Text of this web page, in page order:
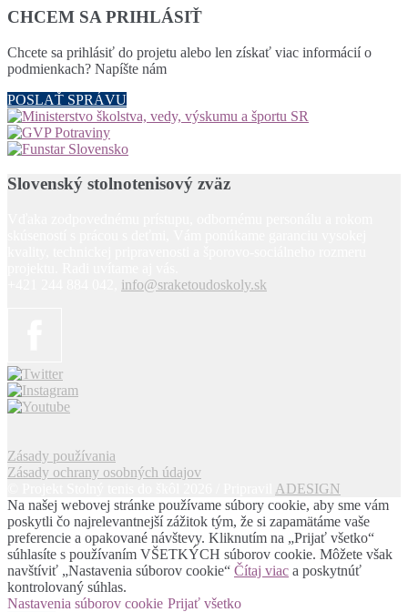
CHCEM SA PRIHLÁSIŤ
Chcete sa prihlásiť do projetu alebo len získať viac informácií o
podmienkach? Napíšte nám
POSLAŤ SPRÁVU
Slovenský stolnotenisový zväz
info@sraketoudoskoly.sk
Zásady používania
Zásady ochrany osobných údajov
ADESIGN
Na našej webovej stránke používame súbory cookie, aby sme vám
poskytli čo najrelevantnejší zážitok tým, že si zapamätáme vaše
preferencie a opakované návštevy. Kliknutím na „Prijať všetko“
súhlasíte s používaním VŠETKÝCH súborov cookie. Môžete však
navštíviť „Nastavenia súborov cookie“ Čítaj viac a poskytnúť
kontrolovaný súhlas.
Nastavenia súborov cookie Prijať všetko